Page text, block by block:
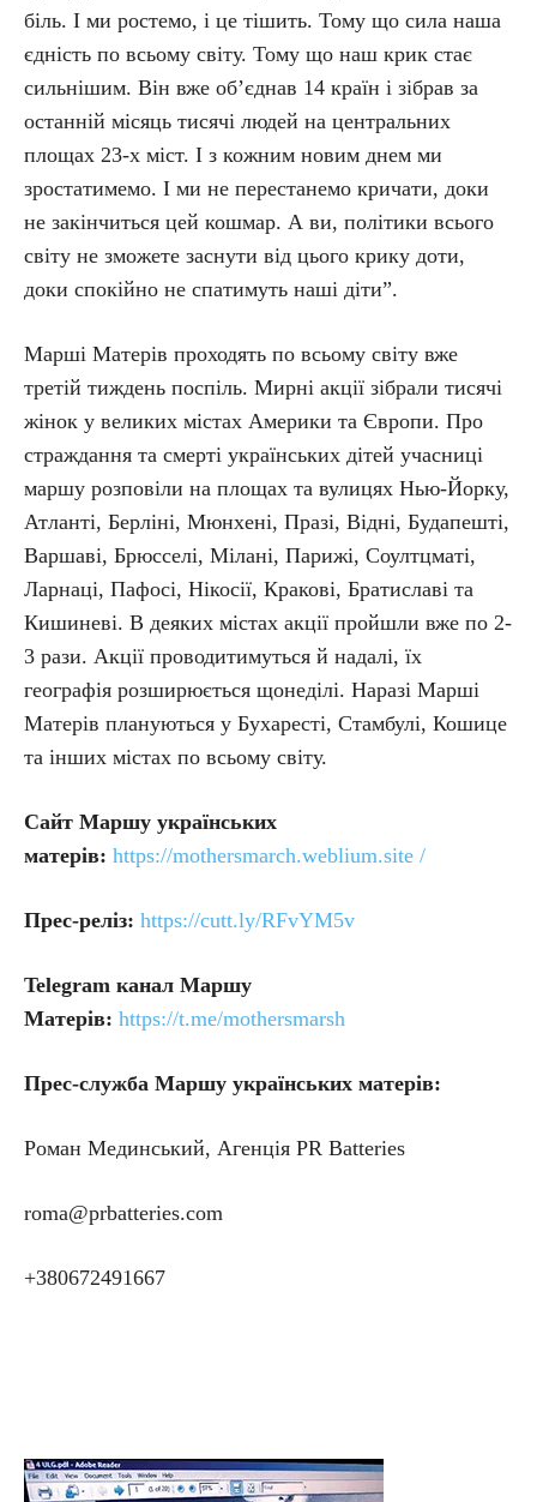
біль. І ми ростемо, і це тішить. Тому що сила наша
єдність по всьому світу. Тому що наш крик стає
сильнішим. Він вже об’єднав 14 країн і зібрав за
останній місяць тисячі людей на центральних
площах 23-х міст. І з кожним новим днем ​​ми
зростатимемо. І ми не перестанемо кричати, доки
не закінчиться цей кошмар. А ви, політики всього
світу не зможете заснути від цього крику доти,
доки спокійно не спатимуть наші діти”.
Марші Матерів проходять по всьому світу вже
третій тиждень поспіль. Мирні акції зібрали тисячі
жінок у великих містах Америки та Європи. Про
страждання та смерті українських дітей учасниці
маршу розповіли на площах та вулицях Нью-Йорку,
Атланті, Берліні, Мюнхені, Празі, Відні, Будапешті,
Варшаві, Брюсселі, Мілані, Парижі, Соултцматі,
Ларнаці, Пафосі, Нікосії, Кракові, Братиславі та
Кишиневі. В деяких містах акції пройшли вже по 2-
3 рази. Акції проводитимуться й надалі, їх
географія розширюється щонеділі. Наразі Марші
Матерів плануються у Бухаресті, Стамбулі, Кошице
та інших містах по всьому світу.
Сайт Маршу українських
матерів: https://mothersmarch.weblium.site /
Прес-реліз: https://cutt.ly/RFvYM5v
Telegram канал Маршу
Матерів: https://t.me/mothersmarsh
Прес-служба Маршу українських матерів:
Роман Мединський, Агенція PR Batteries
roma@prbatteries.com
+380672491667